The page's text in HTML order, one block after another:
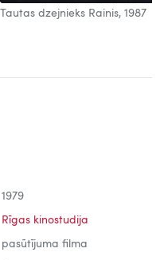
Tautas dzejnieks Rainis, 1987
1979
Rīgas kinostudija
pasūtījuma filma